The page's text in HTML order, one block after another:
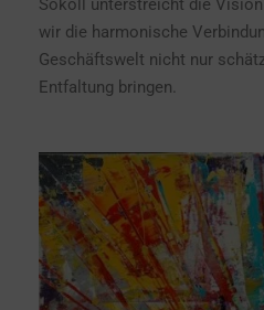
Sokoll unterstreicht die
wir die harmonische
Geschäftswelt nicht nur
Entfaltung bringen.